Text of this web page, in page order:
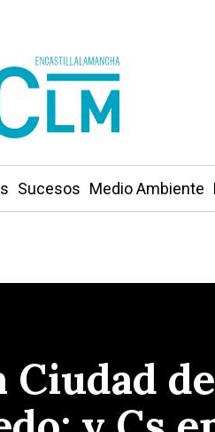
Sucesos Medio Ambiente